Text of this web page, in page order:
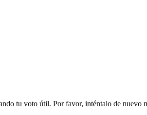
tu voto útil. Por favor, inténtalo de nuevo